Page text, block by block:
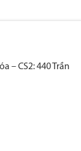
– CS2: 440 Trần